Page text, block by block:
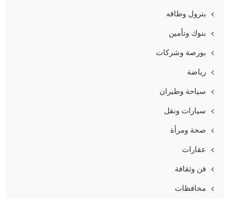
بترول وطاقه
بنوك وتأمين
بورصة وشركات
رياضة
سياحة وطيران
سيارات ونقل
صحة ومرأة
عقارات
فن وثقافة
محافظات